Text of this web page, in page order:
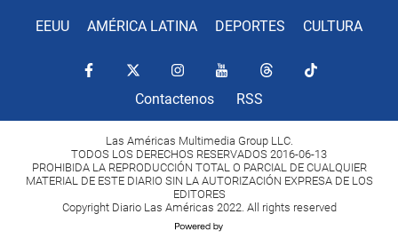
EEUU AMÉRICA LATINA DEPORTES CULTURA
Contactenos RSS
Las Américas Multimedia Group LLC.
TODOS LOS DERECHOS RESERVADOS 2016-06-13
PROHIBIDA LA REPRODUCCIÓN TOTAL O PARCIAL DE CUALQUIER
MATERIAL DE ESTE DIARIO SIN LA AUTORIZACIÓN EXPRESA DE LOS
EDITORES
Copyright Diario Las Américas 2022. All rights reserved